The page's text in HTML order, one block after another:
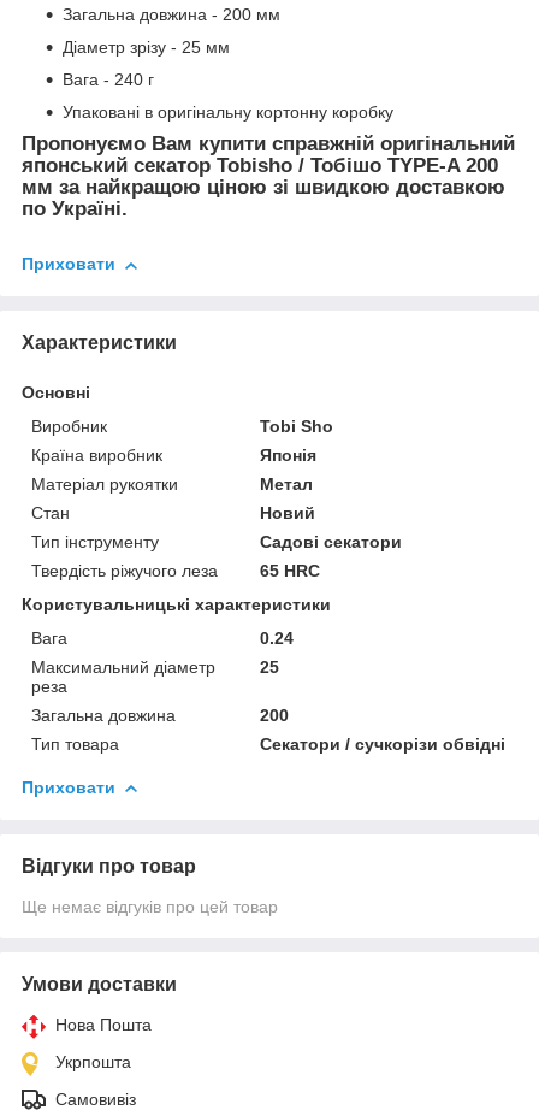
Загальна довжина - 200 мм
Діаметр зрізу - 25 мм
Вага - 240 г
Упаковані в оригінальну кортонну коробку
Пропонуємо Вам купити справжній оригінальний
японський секатор Tobisho / Тобішо TYPE-A 200
мм за найкращою ціною зі швидкою доставкою
по Україні.
Приховати
Характеристики
Основні
Виробник
Tobi Sho
Країна виробник
Японія
Матеріал рукоятки
Метал
Стан
Новий
Тип інструменту
Садові секатори
Твердість ріжучого леза
65 HRC
Користувальницькі характеристики
Вага
0.24
Максимальний діаметр
реза
25
Загальна довжина
200
Тип товара
Секатори / сучкорізи обвідні
Приховати
Відгуки про товар
Ще немає відгуків про цей товар
Умови доставки
Нова Пошта
Укрпошта
Самовивіз